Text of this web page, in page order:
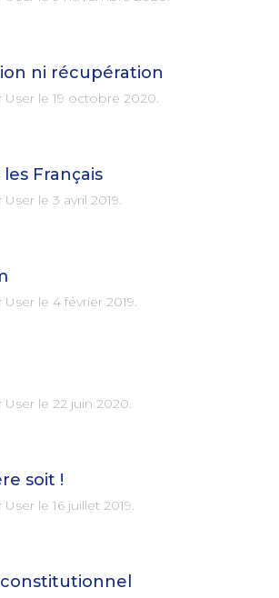
ni récupération
User le 19 octobre 2020.
Français
User le 3 avril 2019.
User le 4 février 2019.
User le 22 juin 2020.
soit !
User le 16 juillet 2019.